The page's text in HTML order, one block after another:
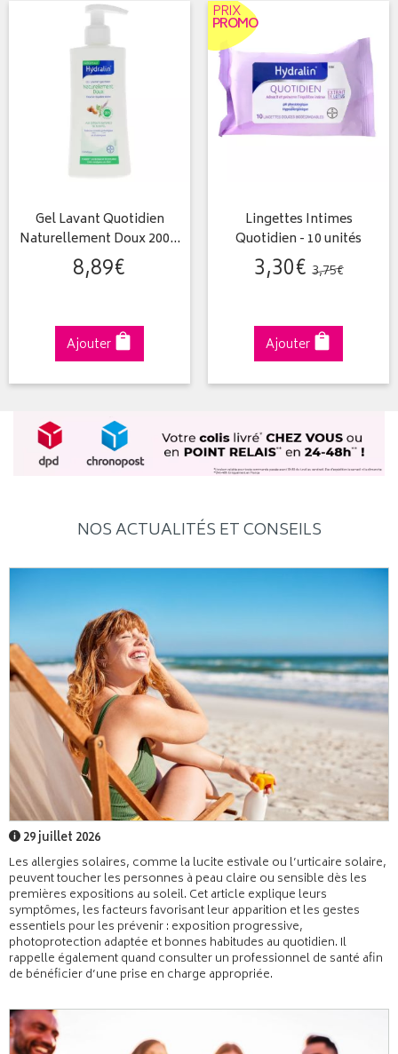
Gel Lavant Quotidien
Naturellement Doux 200…
8,89€
Ajouter
PRIX
PROMO
Lingettes Intimes
Quotidien - 10 unités
3,30€ 3,75€
Ajouter
NOS ACTUALITÉS ET CONSEILS
29 juillet 2026
Les allergies solaires, comme la lucite estivale ou l’urticaire solaire,
peuvent toucher les personnes à peau claire ou sensible dès les
premières expositions au soleil. Cet article explique leurs
symptômes, les facteurs favorisant leur apparition et les gestes
essentiels pour les prévenir : exposition progressive,
photoprotection adaptée et bonnes habitudes au quotidien. Il
rappelle également quand consulter un professionnel de santé afin
de bénéficier d’une prise en charge appropriée.